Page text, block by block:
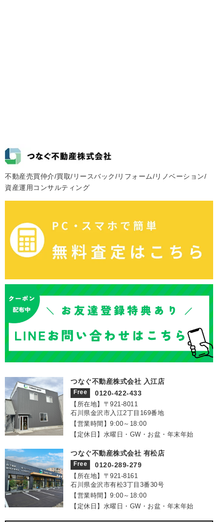
不動産売買仲介/買取/リースバック/リフォーム/リノベーション/
資産運用コンサルティング
つなぐ不動産株式会社 入江店
Free 0120-422-433
【所在地】〒921‐8011
石川県金沢市入江2丁目169番地
【営業時間】9:00～18:00
【定休日】水曜日・GW・お盆・年末年始
つなぐ不動産株式会社 有松店
Free 0120-289-279
【所在地】〒921‐8161
石川県金沢市有松3丁目3番30号
【営業時間】9:00～18:00
【定休日】水曜日・GW・お盆・年末年始